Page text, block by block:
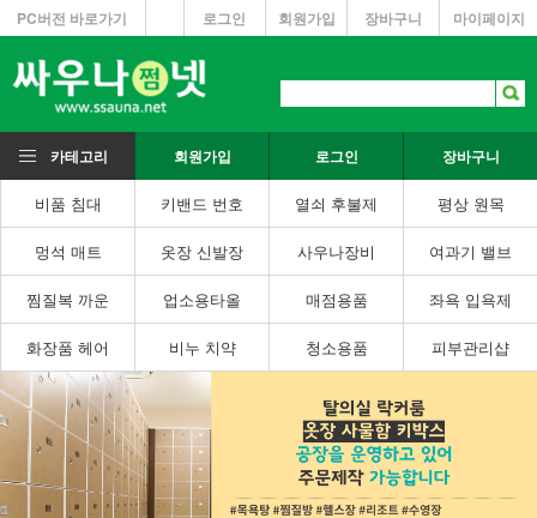
PC버전 바로가기 마이페이지
장바구니
회원가입
로그인
카테고리 회원가입 로그인 장바구니
비품 침대 키밴드 번호 열쇠 후불제 평상 원목
멍석 매트 옷장 신발장 사우나장비 여과기 밸브
찜질복 까운 업소용타올 매점용품 좌욕 입욕제
화장품 헤어 비누 치약 청소용품 피부관리샵